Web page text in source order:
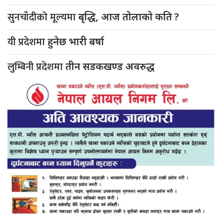
सुनचाँदीको मूल्यमाबृद्धि, आज तोलाको कति ?
यी प्रदेशमाहुनेछ भारी बर्षा
लुम्बिनी प्रदेशमातीन सडकखण्ड अवरुद्ध